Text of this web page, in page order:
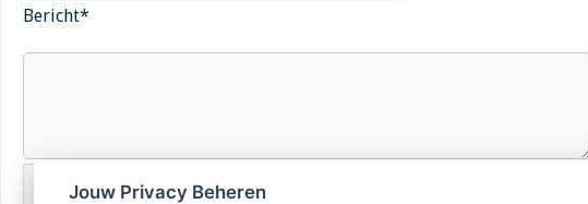
Bericht*
Jouw Privacy Beheren